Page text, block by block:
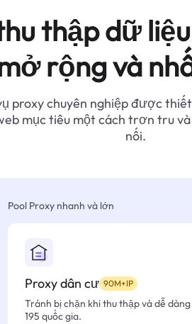
thập dữ
rộng và
proxy chuyên nghiệp được
mục tiêu một cách trơn tru
nối.
Pool Proxy nhanh và lớn
Proxy dân cư 90M+IP
Tránh bị chặn khi thu thập và dễ
195 quốc gia.